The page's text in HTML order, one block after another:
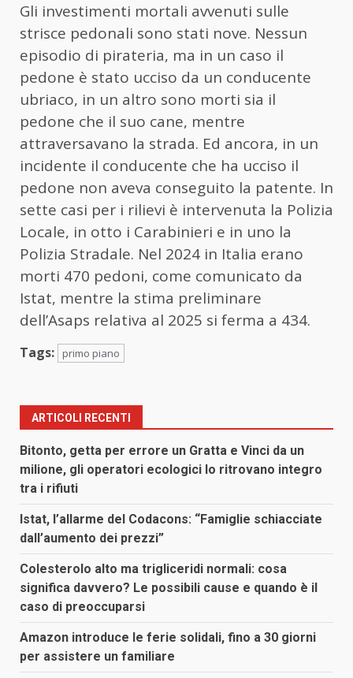
Gli investimenti mortali avvenuti sulle
strisce pedonali sono stati nove. Nessun
episodio di pirateria, ma in un caso il
pedone è stato ucciso da un conducente
ubriaco, in un altro sono morti sia il
pedone che il suo cane, mentre
attraversavano la strada. Ed ancora, in un
incidente il conducente che ha ucciso il
pedone non aveva conseguito la patente. In
sette casi per i rilievi è intervenuta la Polizia
Locale, in otto i Carabinieri e in uno la
Polizia Stradale. Nel 2024 in Italia erano
morti 470 pedoni, come comunicato da
Istat, mentre la stima preliminare
dell’Asaps relativa al 2025 si ferma a 434.
Tags: primo piano
ARTICOLI RECENTI
Bitonto, getta per errore un Gratta e Vinci da un
milione, gli operatori ecologici lo ritrovano integro
tra i rifiuti
Istat, l’allarme del Codacons: “Famiglie schiacciate
dall’aumento dei prezzi”
Colesterolo alto ma trigliceridi normali: cosa
significa davvero? Le possibili cause e quando è il
caso di preoccuparsi
Amazon introduce le ferie solidali, fino a 30 giorni
per assistere un familiare